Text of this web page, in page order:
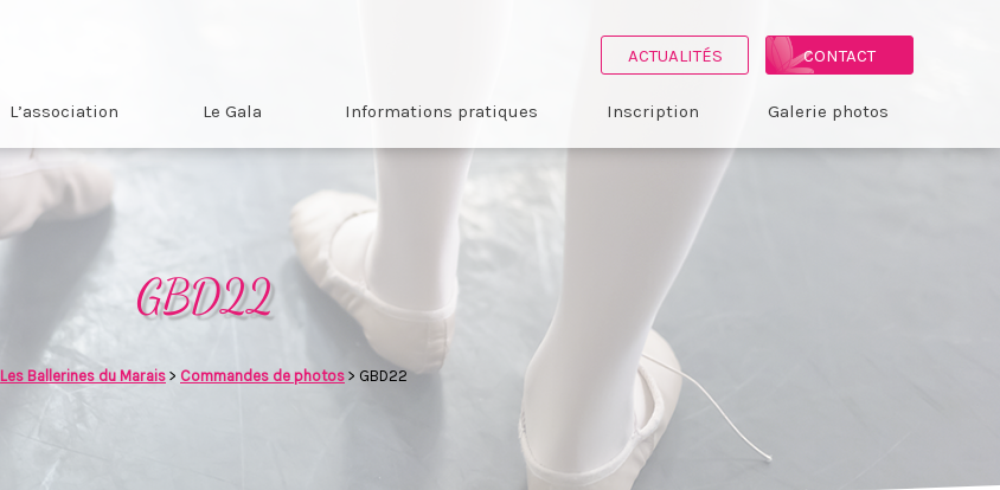
ACTUALITÉS CONTACT
L’association Le Gala Informations pratiques Inscription Galerie photos
GBD22
Les Ballerines du Marais > Commandes de photos > GBD22